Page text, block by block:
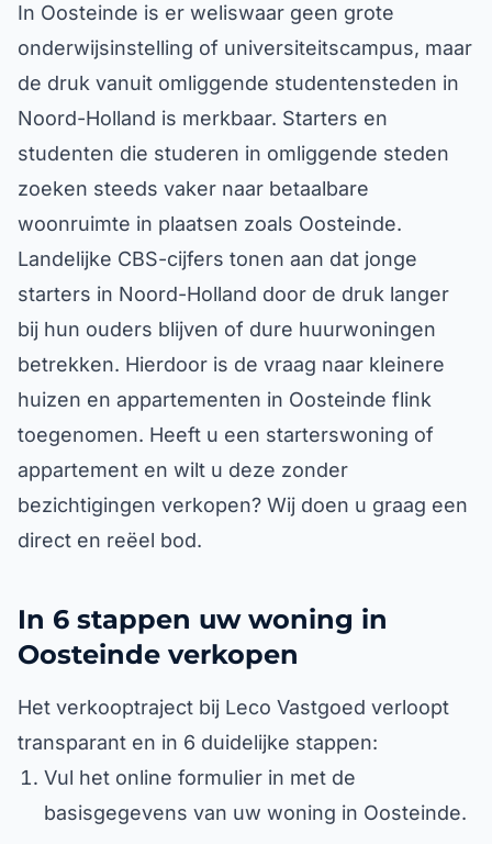
In Oosteinde is er weliswaar geen grote
onderwijsinstelling of universiteitscampus, maar
de druk vanuit omliggende studentensteden in
Noord-Holland is merkbaar. Starters en
studenten die studeren in omliggende steden
zoeken steeds vaker naar betaalbare
woonruimte in plaatsen zoals Oosteinde.
Landelijke CBS-cijfers tonen aan dat jonge
starters in Noord-Holland door de druk langer
bij hun ouders blijven of dure huurwoningen
betrekken. Hierdoor is de vraag naar kleinere
huizen en appartementen in Oosteinde flink
toegenomen. Heeft u een starterswoning of
appartement en wilt u deze zonder
bezichtigingen verkopen? Wij doen u graag een
direct en reëel bod.
In 6 stappen uw woning in
Oosteinde verkopen
Het verkooptraject bij Leco Vastgoed verloopt
transparant en in 6 duidelijke stappen:
Vul het online formulier in met de
basisgegevens van uw woning in Oosteinde.